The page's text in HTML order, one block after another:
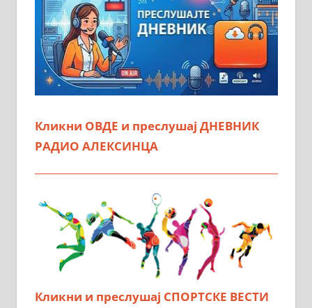
Кликни ОВДЕ и преслушај ДНЕВНИК
РАДИО АЛЕКСИНЦА
Кликни и преслушај СПОРТСКЕ ВЕСТИ